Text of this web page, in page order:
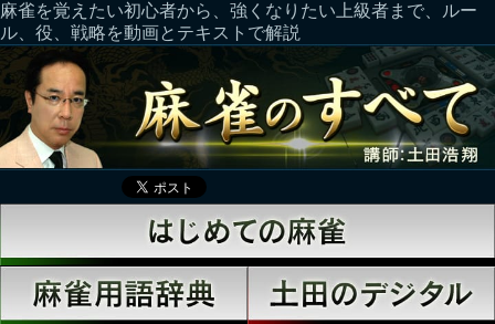
麻雀を覚えたい初心者から、強くなりたい上級者まで、ルー
ル、役、戦略を動画とテキストで解説